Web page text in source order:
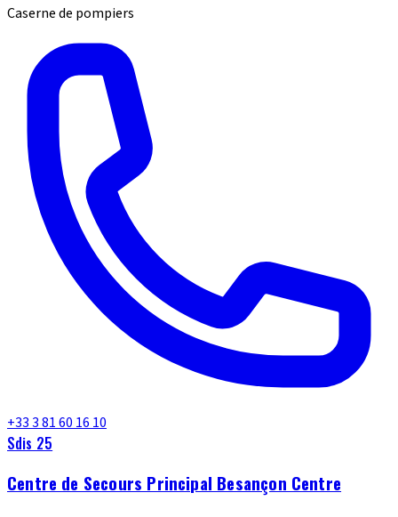
Caserne de pompiers
+33 3 81 60 16 10
Sdis 25
Centre de Secours Principal Besançon Centre